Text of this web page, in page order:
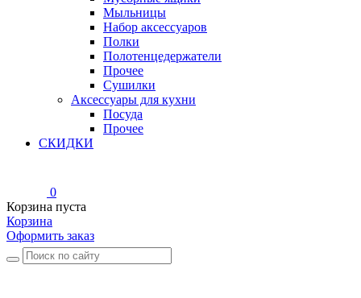
Мыльницы
Набор аксессуаров
Полки
Полотенцедержатели
Прочее
Сушилки
Аксессуары для кухни
Посуда
Прочее
СКИДКИ
0
Корзина пуста
Корзина
Оформить заказ